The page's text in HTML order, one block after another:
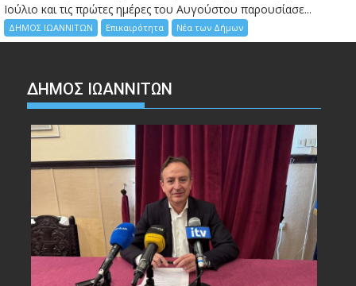
Ιούλιο και τις πρώτες ημέρες του Αυγούστου παρουσίασε...
ΔΗΜΟΣ ΙΩΑΝΝΙΤΩΝ Επικαιρότητα Νέα των Δήμων
ΔΗΜΟΣ ΙΩΑΝΝΙΤΩΝ